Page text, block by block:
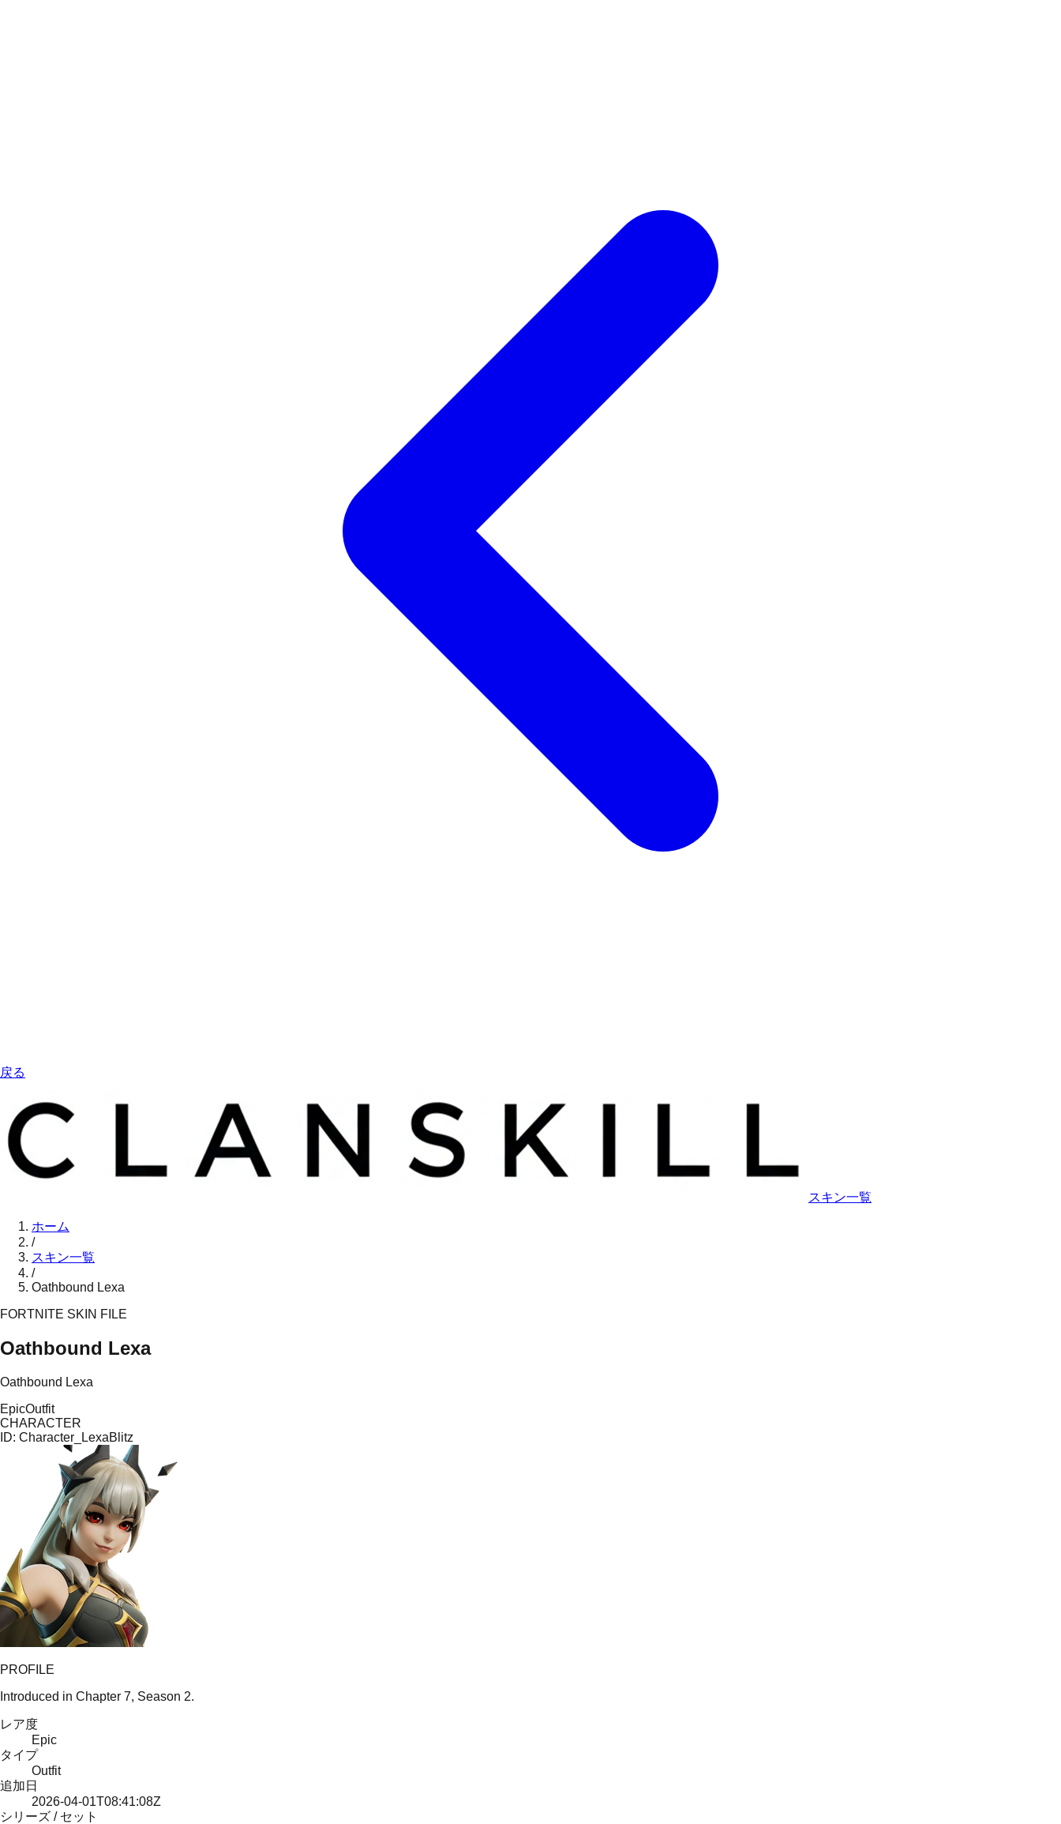
戻る
スキン一覧
ホーム
/
スキン一覧
/
Oathbound Lexa
FORTNITE SKIN FILE
Oathbound Lexa
Oathbound Lexa
EpicOutfit
CHARACTER
ID: Character_LexaBlitz
PROFILE
Introduced in Chapter 7, Season 2.
レア度
Epic
タイプ
Outfit
追加日
2026-04-01T08:41:08Z
シリーズ / セット